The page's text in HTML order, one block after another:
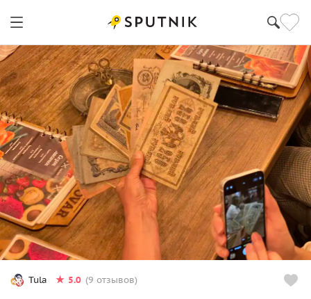
Tula 5.0 (9 отзывов)